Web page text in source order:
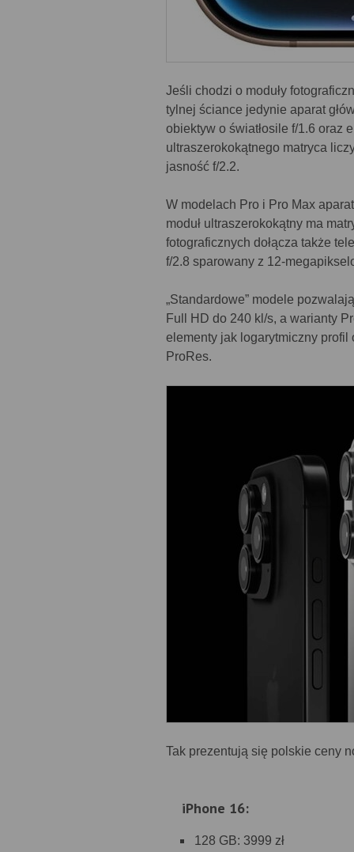
Jeśli chodzi o moduły
tylnej ściance jedynie aparat
obiektyw o światłosile f/1.6 oraz
ultraszerokokątnego matryca
jasność f/2.2.
W modelach Pro i Pro Max
moduł ultraszerokokątny ma
fotograficznych dołącza także
f/2.8 sparowany z 12-
„Standardowe” modele
Full HD do 240 kl/s, a warianty
elementy jak logarytmiczny
ProRes.
Tak prezentują się polskie ceny
iPhone 16:
128 GB: 3999 zł